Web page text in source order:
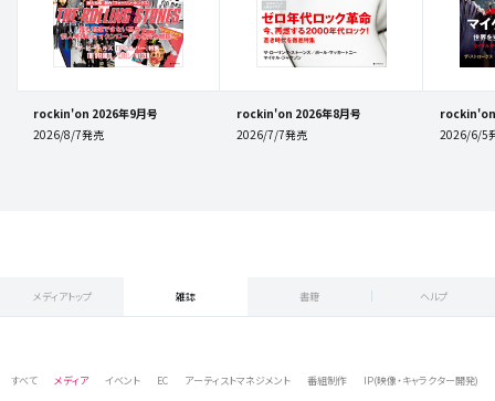
rockin'on 2026年9月号
2026/8/7発売
rockin'on 2026年8月号
2026/7/7発売
rockin'on
2026/6/5
メディアトップ 雑誌 書籍 ヘルプ
すべて メディア イベント EC アーティストマネジメント 番組制作 IP(映像・キャラクター開発)